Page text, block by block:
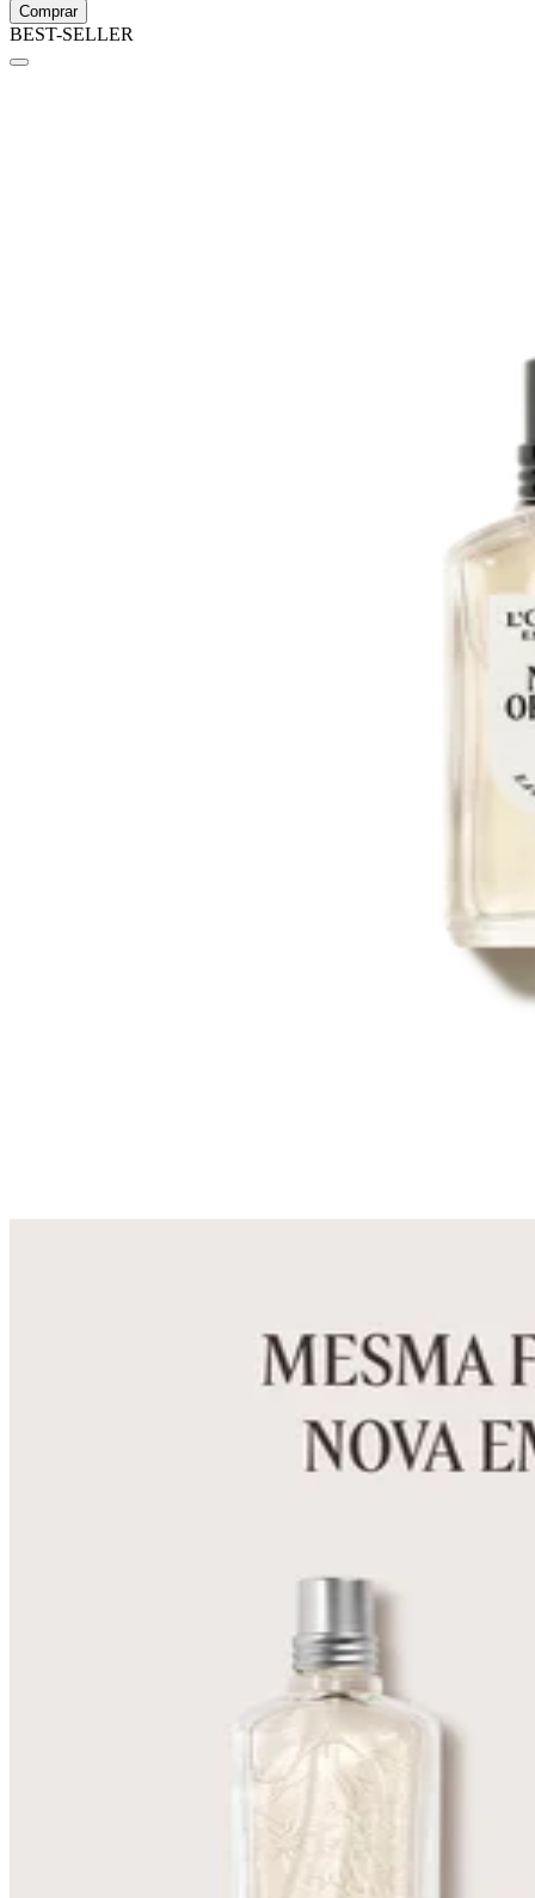
Comprar
BEST-SELLER